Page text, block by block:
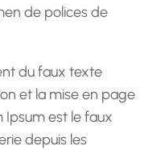
de polices de
du faux texte
et la mise en page
Ipsum est le faux
depuis les